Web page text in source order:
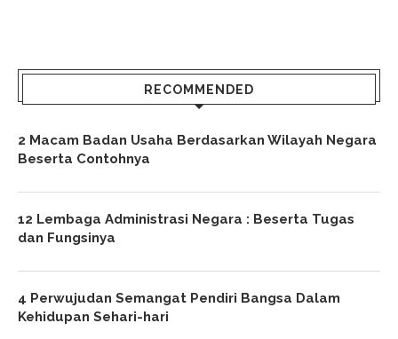
RECOMMENDED
2 Macam Badan Usaha Berdasarkan Wilayah Negara
Beserta Contohnya
12 Lembaga Administrasi Negara : Beserta Tugas
dan Fungsinya
4 Perwujudan Semangat Pendiri Bangsa Dalam
Kehidupan Sehari-hari